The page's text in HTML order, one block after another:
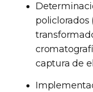
policlorados
captura de